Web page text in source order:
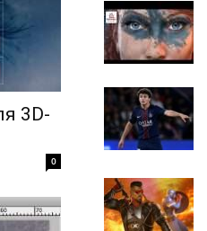
3D-
0